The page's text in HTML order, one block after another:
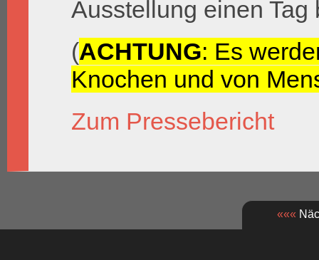
Ausstellung einen Tag
(ACHTUNG: Es
Knochen und von
Zum Pressebericht
«««